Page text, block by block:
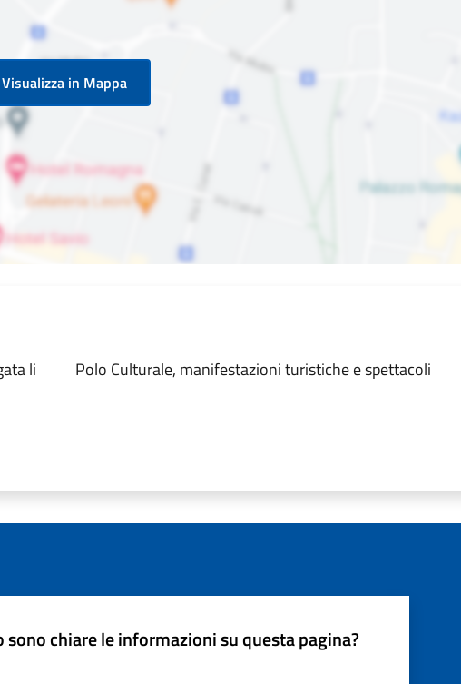
Visualizza in Mappa
li
Polo Culturale, manifestazioni turistiche e spettacoli
sono chiare le informazioni su questa pagina?